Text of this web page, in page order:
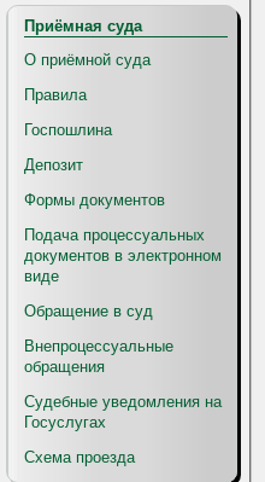
Приёмная суда
О приёмной суда
Правила
Госпошлина
Депозит
Формы документов
Подача процессуальных
документов в электронном
виде
Обращение в суд
Внепроцессуальные
обращения
Судебные уведомления на
Госуслугах
Схема проезда